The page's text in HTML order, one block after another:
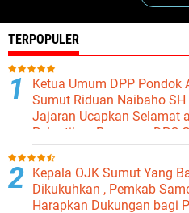
TERPOPULER
Ketua Umum DPP Pondok
Sumut Riduan Naibaho SH
Jajaran Ucapkan Selamat
Pelantikan Pengurus DPC
Binjai
Kepala OJK Sumut Yang
Dikukuhkan , Pemkab
Harapkan Dukungan bagi